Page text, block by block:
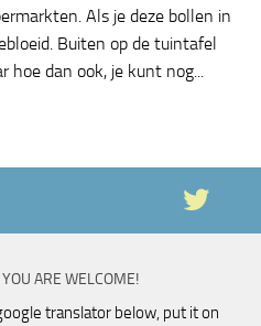
Als je deze bollen in
Buiten op de tuintafel
dan ook, je kunt nog...
ARE WELCOME!
translator below, put it on